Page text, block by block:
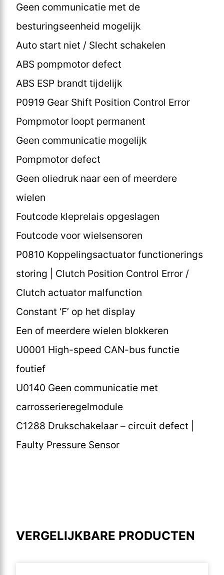
Geen communicatie met de
besturingseenheid mogelijk
Auto start niet / Slecht schakelen
ABS pompmotor defect
ABS ESP brandt tijdelijk
P0919 Gear Shift Position Control Error
Pompmotor loopt permanent
Geen communicatie mogelijk
Pompmotor defect
Geen oliedruk naar een of meerdere
wielen
Foutcode kleprelais opgeslagen
Foutcode voor wielsensoren
P0810 Koppelingsactuator functionerings
storing | Clutch Position Control Error /
Clutch actuator malfunction
Constant ‘F’ op het display
Een of meerdere wielen blokkeren
U0001 High-speed CAN-bus functie
foutief
U0140 Geen communicatie met
carrosserieregelmodule
C1288 Drukschakelaar – circuit defect |
Faulty Pressure Sensor
VERGELIJKBARE PRODUCTEN